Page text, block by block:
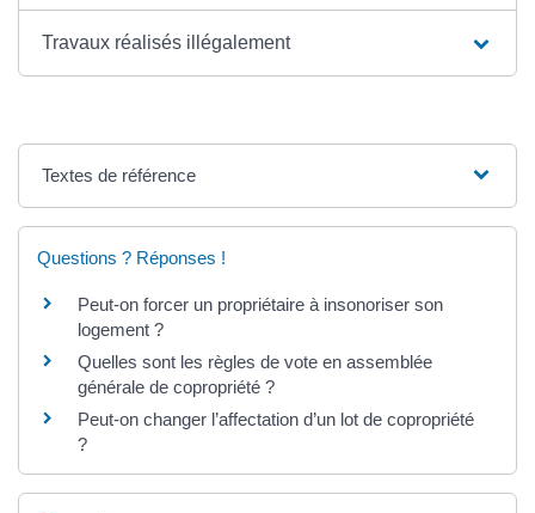
Travaux réalisés illégalement
Textes de référence
Questions ? Réponses !
Peut-on forcer un propriétaire à insonoriser son
logement ?
Quelles sont les règles de vote en assemblée
générale de copropriété ?
Peut-on changer l’affectation d’un lot de copropriété
?